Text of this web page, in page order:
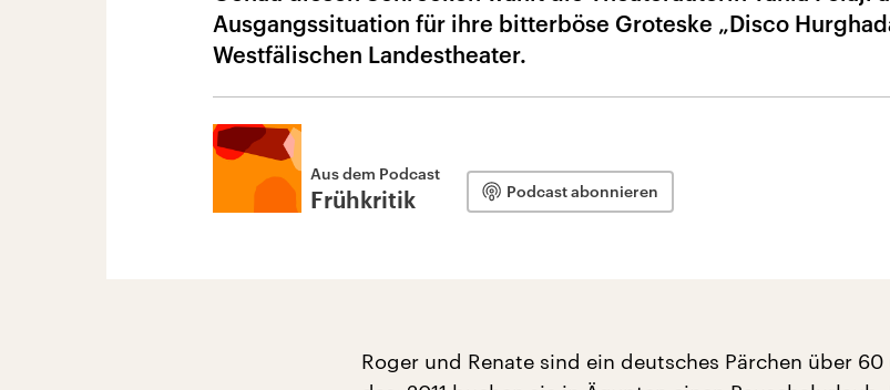
Ausgangssituation für ihre bitterböse Groteske „Disco
Westfälischen Landestheater.
Aus dem Podcast
Frühkritik Podcast abonnieren
Roger und Renate sind ein deutsches Pärchen über